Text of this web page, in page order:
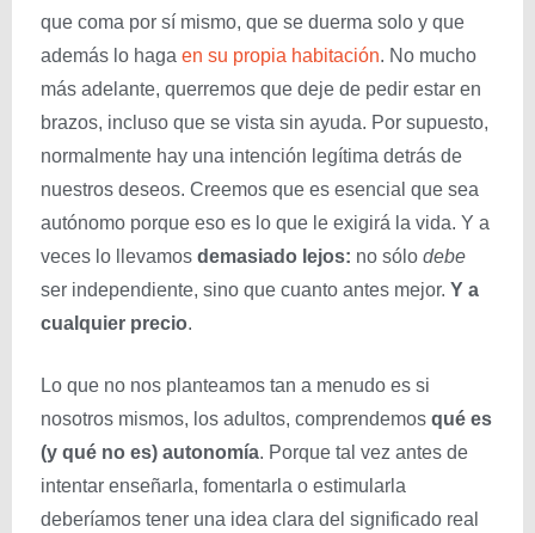
que coma por sí mismo, que se duerma solo y que
además lo haga en su propia habitación. No mucho
más adelante, querremos que deje de pedir estar en
brazos, incluso que se vista sin ayuda. Por supuesto,
normalmente hay una intención legítima detrás de
nuestros deseos. Creemos que es esencial que sea
autónomo porque eso es lo que le exigirá la vida. Y a
veces lo llevamos demasiado lejos: no sólo debe
ser independiente, sino que cuanto antes mejor. Y a
cualquier precio.
Lo que no nos planteamos tan a menudo es si
nosotros mismos, los adultos, comprendemos qué es
(y qué no es) autonomía. Porque tal vez antes de
intentar enseñarla, fomentarla o estimularla
deberíamos tener una idea clara del significado real